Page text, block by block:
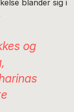
blander sig i
og